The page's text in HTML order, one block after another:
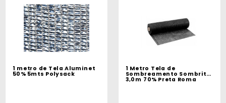
1 metro de Tela Aluminet
50% 5mts Polysack
1 Metro Tela de
Sombreamento Sombrite
3,0m 70% Preta Roma